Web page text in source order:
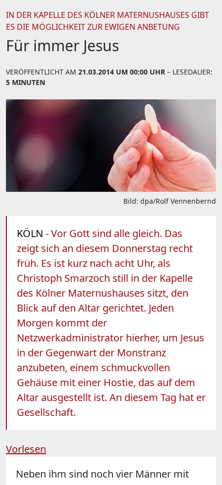
IN DER KAPELLE DES KÖLNER MATERNUSHAUSES GIBT
ES DIE MÖGLICHKEIT ZUR EWIGEN ANBETUNG
Für immer Jesus
VERÖFFENTLICHT AM 21.03.2014 UM 00:00 UHR – LESEDAUER:
5 MINUTEN
Bild: dpa/Rolf Vennenbernd
KÖLN - Vor Gott sind alle gleich. Das
zeigt sich an diesem Donnerstag recht
früh. Es ist kurz nach acht Uhr, als
Christoph Smarzoch still in der Kapelle
des Kölner Maternushauses sitzt, den
Blick auf den Altar gerichtet. Jeden
Morgen kommt der
Netzwerkadministrator hierher, um Jesus
in der Gegenwart der Monstranz
anzubeten, einem schmuckvollen
Gehäuse mit einer Hostie, das auf dem
Altar ausgestellt ist. An diesem Tag hat er
Gesellschaft.
Vorlesen
Neben ihm sind noch vier Männer mit